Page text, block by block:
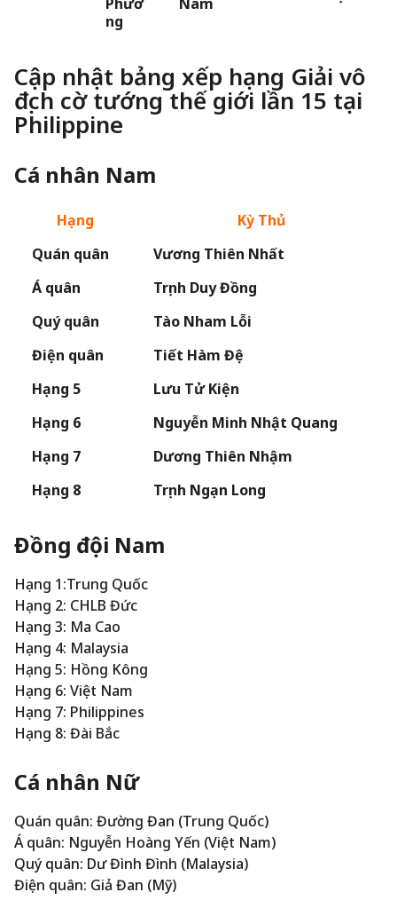
ng
Cập nhật bảng xếp hạng Giải vô
địch cờ tướng thế giới lần 15 tại
Philippine
Cá nhân Nam
Hạng
Kỳ Thủ
Quán quân
Vương Thiên Nhất
Á quân
Trịnh Duy Đồng
Quý quân
Tào Nham Lỗi
Điện quân
Tiết Hàm Đệ
Hạng 5
Lưu Tử Kiện
Hạng 6
Nguyễn Minh Nhật Quang
Hạng 7
Dương Thiên Nhậm
Hạng 8
Trịnh Ngạn Long
Đồng đội Nam
Hạng 1:Trung Quốc
Hạng 2: CHLB Đức
Hạng 3: Ma Cao
Hạng 4: Malaysia
Hạng 5: Hồng Kông
Hạng 6: Việt Nam
Hạng 7: Philippines
Hạng 8: Đài Bắc
Cá nhân Nữ
Quán quân: Đường Đan (Trung Quốc)
Á quân: Nguyễn Hoàng Yến (Việt Nam)
Quý quân: Dư Đình Đình (Malaysia)
Điện quân: Giả Đan (Mỹ)